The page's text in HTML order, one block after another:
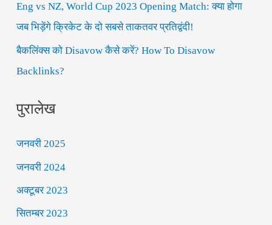
Eng vs NZ, World Cup 2023 Opening Match: क्या होगा
जब भिड़ेंगे क्रिकेट के दो सबसे ताकतवर प्रतिद्वंदी!
बैकलिंक्स को Disavow कैसे करें? How To Disavow
Backlinks?
पुरालेख
जनवरी 2025
जनवरी 2024
अक्टूबर 2023
सितम्बर 2023